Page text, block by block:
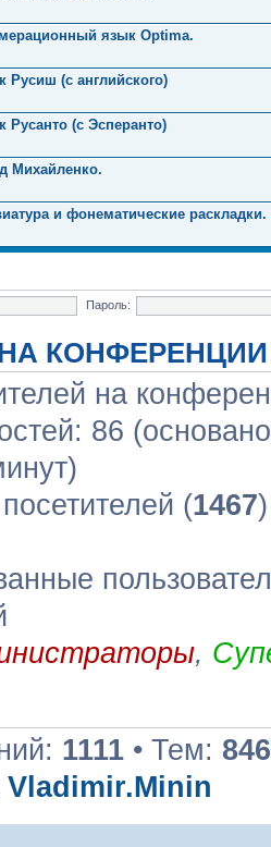
язык Optima.
(с английского)
(с Эсперанто)
Михайленко.
и фонематические раскладки.
Пароль:
КОНФЕРЕНЦИИ
на
86
(1467
,
1111 • Тем: 846
Vladimir.Minin